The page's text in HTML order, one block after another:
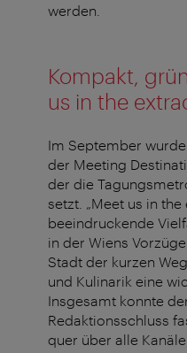
werden.
Kompakt,
us in the
Im September
der Meeting
der die
setzt. „Meet us in
beeindruckende
in der Wiens
Stadt der kurzen
und Kulinarik eine
Insgesamt konnte
Redaktionsschluss
quer über alle Kanäle